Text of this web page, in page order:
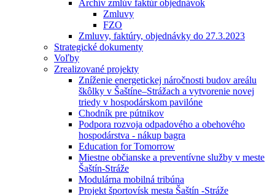
Archív zmlúv faktúr objednávok
Zmluvy
FZO
Zmluvy, faktúry, objednávky do 27.3.2023
Strategické dokumenty
Voľby
Zrealizované projekty
Zníženie energetickej náročnosti budov areálu
škôlky v Šaštíne–Strážach a vytvorenie novej
triedy v hospodárskom pavilóne
Chodník pre pútnikov
Podpora rozvoja odpadového a obehového
hospodárstva - nákup bagra
Education for Tomorrow
Miestne občianske a preventívne služby v meste
Šaštín-Stráže
Modulárna mobilná tribúna
Projekt športovísk mesta Šaštín -Stráže